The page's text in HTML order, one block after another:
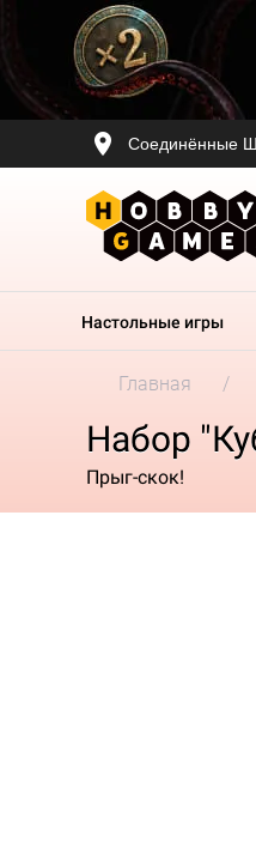
Соединённые
Настольные игры
Главная
Набор
Прыг-скок!